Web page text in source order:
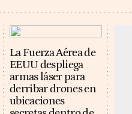
La Fuerza Aérea de
EEUU despliega
armas láser para
derribar drones en
ubicaciones